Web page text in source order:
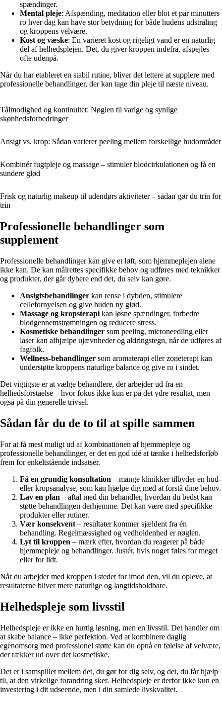
spændinger.
Mental pleje: Afspænding, meditation eller blot et par minutters
ro hver dag kan have stor betydning for både hudens udstråling
og kroppens velvære.
Kost og væske: En varieret kost og rigeligt vand er en naturlig
del af helhedsplejen. Det, du giver kroppen indefra, afspejles
ofte udenpå.
Når du har etableret en stabil rutine, bliver det lettere at supplere med
professionelle behandlinger, der kan tage din pleje til næste niveau.
Tålmodighed og kontinuitet: Nøglen til varige og synlige
skønhedsforbedringer
Ansigt vs. krop: Sådan varierer peeling mellem forskellige hudområder
Kombinér fugtpleje og massage – stimuler blodcirkulationen og få en
sundere glød
Frisk og naturlig makeup til udendørs aktiviteter – sådan gør du trin for
trin
Professionelle behandlinger som
supplement
Professionelle behandlinger kan give et løft, som hjemmeplejen alene
ikke kan. De kan målrettes specifikke behov og udføres med teknikker
og produkter, der går dybere end det, du selv kan gøre.
Ansigtsbehandlinger kan rense i dybden, stimulere
cellefornyelsen og give huden ny glød.
Massage og kropsterapi kan løsne spændinger, forbedre
blodgennemstrømningen og reducere stress.
Kosmetiske behandlinger som peeling, microneedling eller
laser kan afhjælpe ujævnheder og aldringstegn, når de udføres af
fagfolk.
Wellness-behandlinger som aromaterapi eller zoneterapi kan
understøtte kroppens naturlige balance og give ro i sindet.
Det vigtigste er at vælge behandlere, der arbejder ud fra en
helhedsforståelse – hvor fokus ikke kun er på det ydre resultat, men
også på din generelle trivsel.
Sådan får du de to til at spille sammen
For at få mest muligt ud af kombinationen af hjemmepleje og
professionelle behandlinger, er det en god idé at tænke i helhedsforløb
frem for enkeltstående indsatser.
Få en grundig konsultation – mange klinikker tilbyder en hud-
eller kropsanalyse, som kan hjælpe dig med at forstå dine behov.
Lav en plan – aftal med din behandler, hvordan du bedst kan
støtte behandlingen derhjemme. Det kan være med specifikke
produkter eller rutiner.
Vær konsekvent – resultater kommer sjældent fra én
behandling. Regelmæssighed og vedholdenhed er nøglen.
Lyt til kroppen – mærk efter, hvordan du reagerer på både
hjemmepleje og behandlinger. Justér, hvis noget føles for meget
eller for lidt.
Når du arbejder med kroppen i stedet for imod den, vil du opleve, at
resultaterne bliver mere naturlige og langtidsholdbare.
Helhedspleje som livsstil
Helhedspleje er ikke en hurtig løsning, men en livsstil. Det handler om
at skabe balance – ikke perfektion. Ved at kombinere daglig
egenomsorg med professionel støtte kan du opnå en følelse af velvære,
der rækker ud over det kosmetiske.
Det er i samspillet mellem det, du gør for dig selv, og det, du får hjælp
til, at den virkelige forandring sker. Helhedspleje er derfor ikke kun en
investering i dit udseende, men i din samlede livskvalitet.